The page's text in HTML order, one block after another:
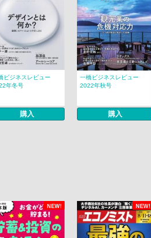
ビジネスレビュー
年冬号
購入
一橋ビジネスレビュー
2022年秋号
購入
NEW! NEW!